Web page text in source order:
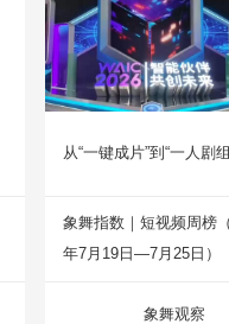
从“一键成片”到“一人剧
象舞指数｜短视频周榜
年7月19日—7月25日）
象舞观察